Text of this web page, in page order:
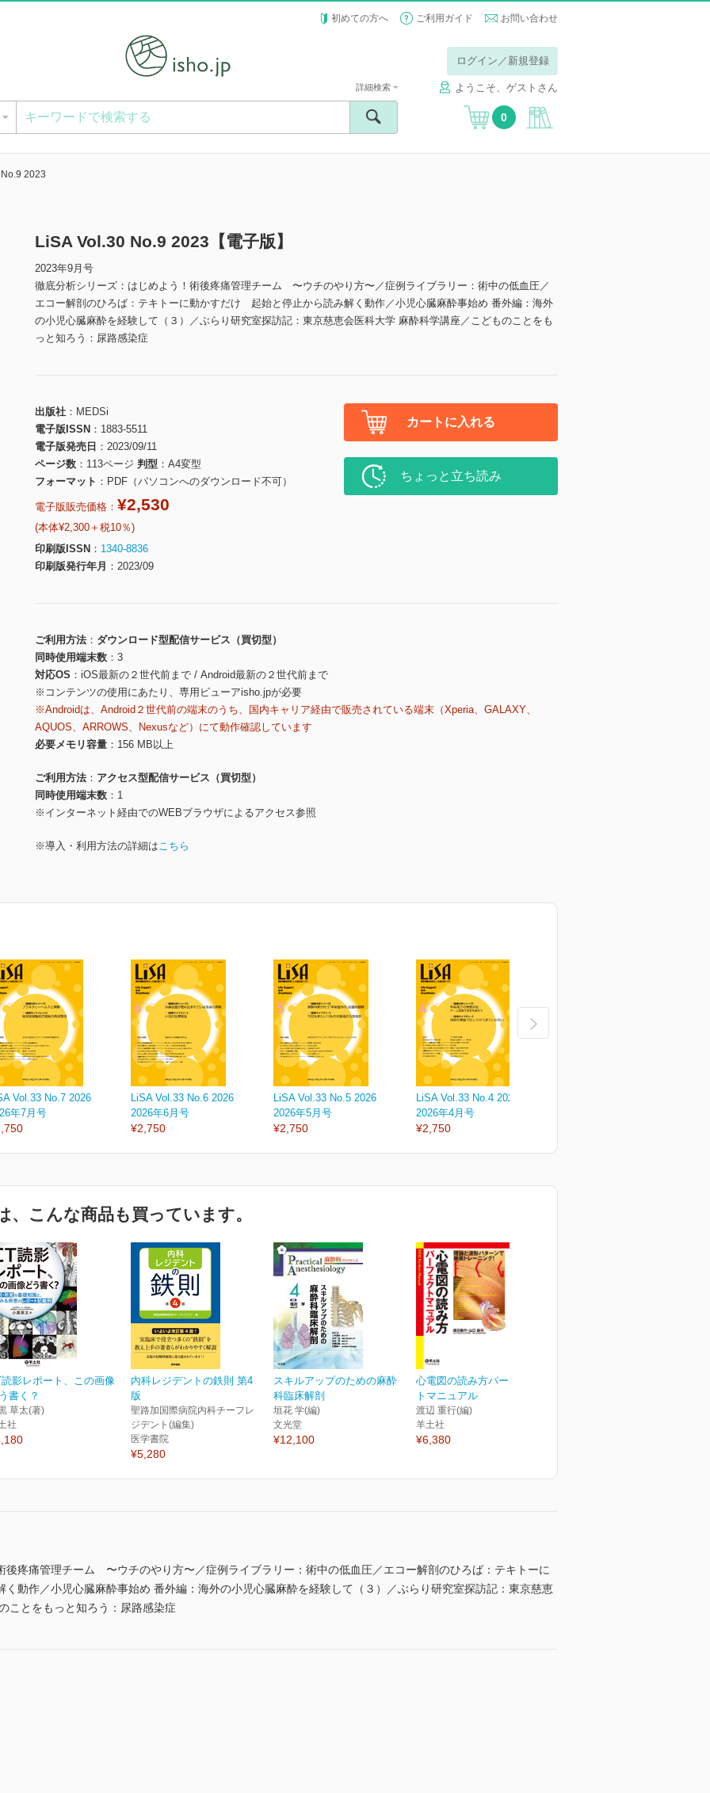
初めての方へ ご利用ガイド お問い合わせ
ログイン／新規登録
ようこそ、ゲストさん
詳細検索
0
2023
LiSA Vol.30 No.9 2023【電子版】
2023年9月号
徹底分析シリーズ：はじめよう！術後疼痛管理チーム 〜ウチのやり方〜／症例ライブラリー：術中の低血圧／
エコー解剖のひろば：テキトーに動かすだけ 起始と停止から読み解く動作／小児心臓麻酔事始め 番外編：海外
の小児心臓麻酔を経験して（３）／ぶらり研究室探訪記：東京慈恵会医科大学 麻酔科学講座／こどものことをも
っと知ろう：尿路感染症
出版社
MEDSi
電子版ISSN
1883-5511
電子版発売日
2023/09/11
ページ数
113ページ 判型
A4変型
フォーマット
PDF（パソコンへのダウンロード不可）
電子版販売価格： ¥2,530
(本体¥2,300＋税10％)
印刷版ISSN
1340-8836
印刷版発行年月
2023/09
カートに入れる
ちょっと立ち読み
ご利用方法
ダウンロード型配信サービス（買切型）
同時使用端末数
3
対応OS
iOS最新の２世代前まで / Android最新の２世代前まで
※コンテンツの使用にあたり、専用ビューアisho.jpが必要
※Androidは、Android２世代前の端末のうち、国内キャリア経由で販売されている端末（Xperia、GALAXY、
AQUOS、ARROWS、Nexusなど）にて動作確認しています
必要メモリ容量
156 MB以上
ご利用方法
アクセス型配信サービス（買切型）
同時使用端末数
1
※インターネット経由でのWEBブラウザによるアクセス参照
※導入・利用方法の詳細はこちら
Vol.33 No.7 2026
年7月号
LiSA Vol.33 No.6 2026
2026年6月号
¥2,750
LiSA Vol.33 No.5 2026
2026年5月号
¥2,750
LiSA Vol.33 No.4 2026
2026年4月号
¥2,750
、こんな商品も買っています。
影レポート、この画像
書く？
草太(著)
社
内科レジデントの鉄則 第4
版
聖路加国際病院内科チーフレ
ジデント(編集)
医学書院
¥5,280
スキルアップのための麻酔
科臨床解剖
垣花 学(編)
文光堂
¥12,100
心電図の読み方パーフェク
トマニュアル
渡辺 重行(編)
羊土社
¥6,380
後疼痛管理チーム 〜ウチのやり方〜／症例ライブラリー：術中の低血圧／エコー解剖のひろば：テキトーに
動作／小児心臓麻酔事始め 番外編：海外の小児心臓麻酔を経験して（３）／ぶらり研究室探訪記：東京慈恵
ことをもっと知ろう：尿路感染症